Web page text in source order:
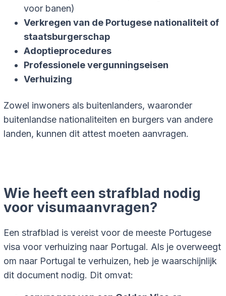
voor banen)
Verkregen van de Portugese nationaliteit of
staatsburgerschap
Adoptieprocedures
Professionele vergunningseisen
Verhuizing
Zowel inwoners als buitenlanders, waaronder
buitenlandse nationaliteiten en burgers van andere
landen, kunnen dit attest moeten aanvragen.
Wie heeft een strafblad nodig
voor visumaanvragen?
Een strafblad is vereist voor de meeste Portugese
visa voor verhuizing naar Portugal. Als je overweegt
om naar Portugal te verhuizen, heb je waarschijnlijk
dit document nodig. Dit omvat: